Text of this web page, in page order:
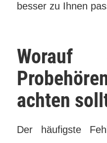
besser zu Ihnen
Worauf
achten
Der häufigste